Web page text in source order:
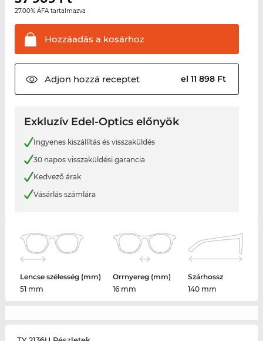
27.00% ÁFA tartalmazva
Hozzáadás a kosárhoz
Adjon hozzá receptet el 11 898 Ft
Exkluzív Edel-Optics előnyök
Ingyenes kiszállítás és visszaküldés
30 napos visszaküldési garancia
Kedvező árak
Vásárlás számlára
Lencse szélesség (mm)
51 mm
Orrnyereg (mm)
16 mm
Szárhossz
140 mm